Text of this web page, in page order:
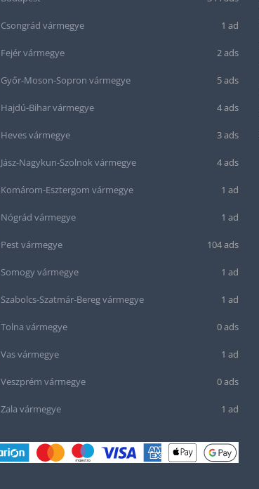
Csongrád vármegye 1 ad
Fejér vármegye 2 ads
Győr-Moson-Sopron vármegye 5 ads
Hajdú-Bihar vármegye 4 ads
Heves vármegye 3 ads
Jász-Nagykun-Szolnok vármegye 4 ads
Komárom-Esztergom vármegye 1 ad
Nógrád vármegye 1 ad
Pest vármegye 104 ads
Somogy vármegye 1 ad
Szabolcs-Szatmár-Bereg vármegye 1 ad
Tolna vármegye 0 ads
Vas vármegye 1 ad
Veszprém vármegye 0 ads
Zala vármegye 1 ad